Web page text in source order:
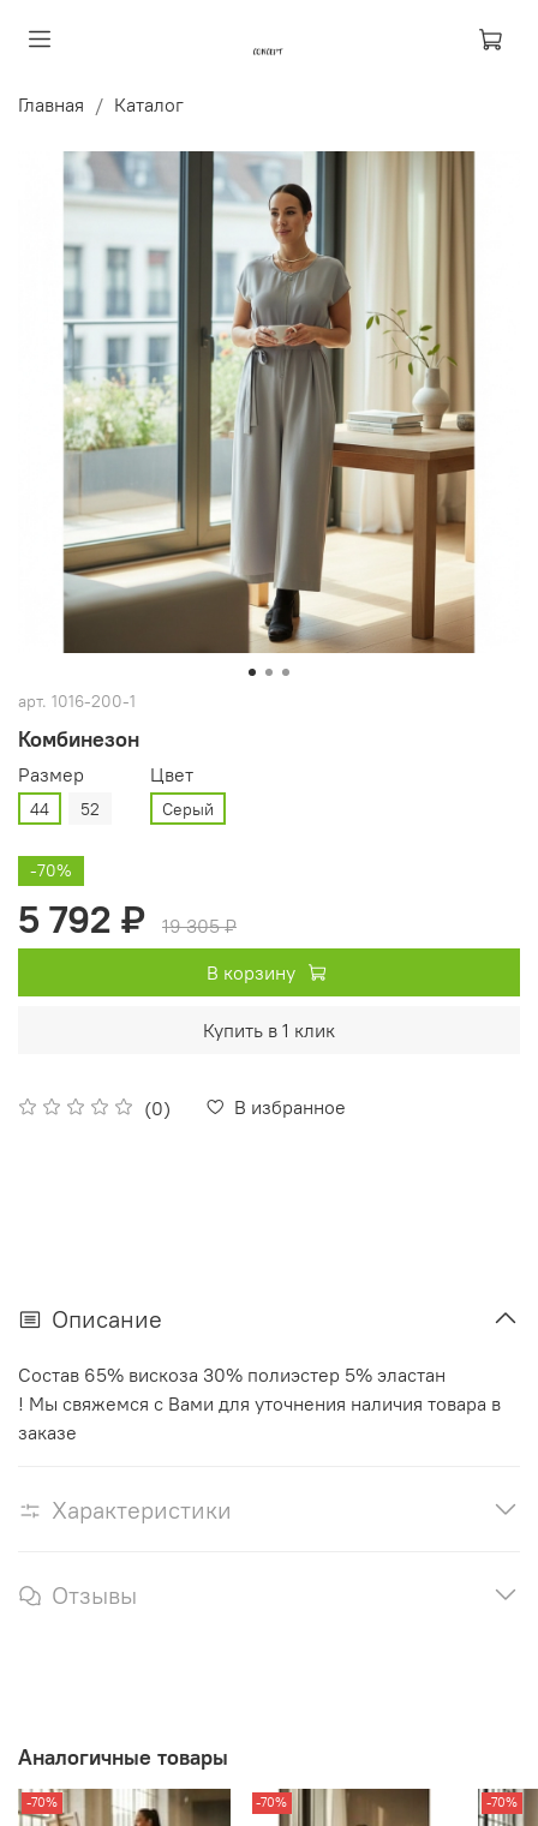
Главная Каталог
арт. 1016-200-1
Комбинезон
(0) В избранное
Размер
44 52
Цвет
Серый
-70%
5 792 ₽
19 305 ₽
В корзину
Купить в 1 клик
Описание
Состав 65% вискоза 30% полиэстер 5% эластан
! Мы свяжемся с Вами для уточнения наличия товара в
заказе
Характеристики
Отзывы
Аналогичные товары
-70% -70% -70%